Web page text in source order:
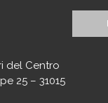
del Centro
25 – 31015